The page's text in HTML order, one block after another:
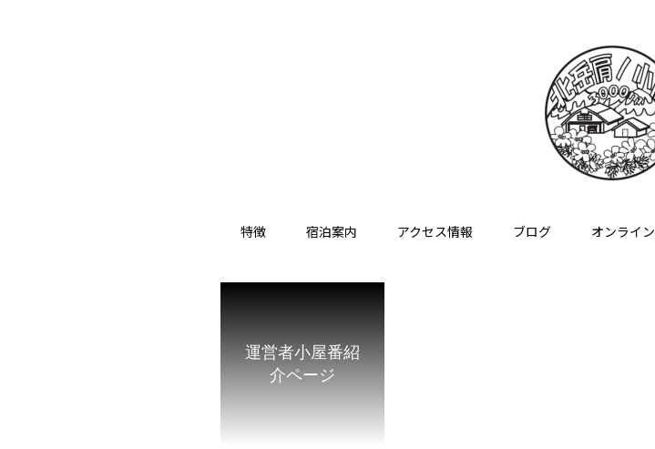
特徴 宿泊案内 アクセス情報 ブログ オンライ
運営者小屋番紹
介ページ